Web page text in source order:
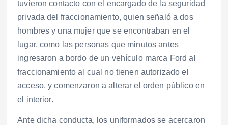
tuvieron contacto con el encargado de la seguridad
privada del fraccionamiento, quien señaló a dos
hombres y una mujer que se encontraban en el
lugar, como las personas que minutos antes
ingresaron a bordo de un vehículo marca Ford al
fraccionamiento al cual no tienen autorizado el
acceso, y comenzaron a alterar el orden público en
el interior.
Ante dicha conducta, los uniformados se acercaron